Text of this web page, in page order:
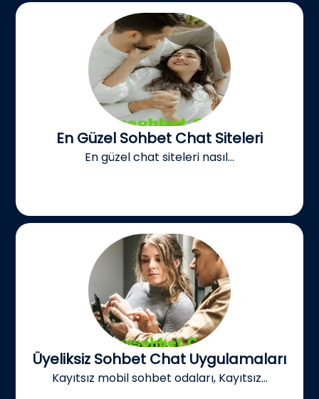
En Güzel Sohbet Chat Siteleri
En güzel chat siteleri nasıl...
Üyeliksiz Sohbet Chat Uygulamaları
Kayıtsız mobil sohbet odaları, Kayıtsız...